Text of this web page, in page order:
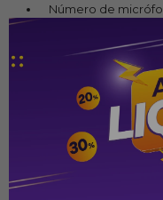
Número de
Especificaciones de
Sensibilidad del
Rango de
20 kHz
Impedancia
Dimensiones